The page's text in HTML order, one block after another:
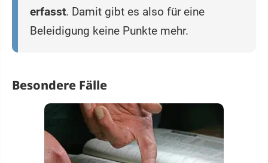
erfasst. Damit gibt es also für eine
Beleidigung keine Punkte mehr.
Besondere Fälle